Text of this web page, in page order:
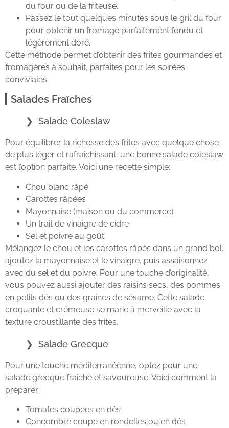
du four ou de la friteuse.
Passez le tout quelques minutes sous le gril du four
pour obtenir un fromage parfaitement fondu et
légèrement doré.
Cette méthode permet d’obtenir des frites gourmandes et
fromagères à souhait, parfaites pour les soirées
conviviales.
Salades Fraîches
Salade Coleslaw
Pour équilibrer la richesse des frites avec quelque chose
de plus léger et rafraîchissant, une bonne salade coleslaw
est l’option parfaite. Voici une recette simple:
Chou blanc râpé
Carottes râpées
Mayonnaise (maison ou du commerce)
Un trait de vinaigre de cidre
Sel et poivre au goût
Mélangez le chou et les carottes râpés dans un grand bol,
ajoutez la mayonnaise et le vinaigre, puis assaisonnez
avec du sel et du poivre. Pour une touche d’originalité,
vous pouvez aussi ajouter des raisins secs, des pommes
en petits dés ou des graines de sésame. Cette salade
croquante et crémeuse se marie à merveille avec la
texture croustillante des frites.
Salade Grecque
Pour une touche méditerranéenne, optez pour une
salade grecque fraîche et savoureuse. Voici comment la
préparer:
Tomates coupées en dés
Concombre coupé en rondelles ou en dés